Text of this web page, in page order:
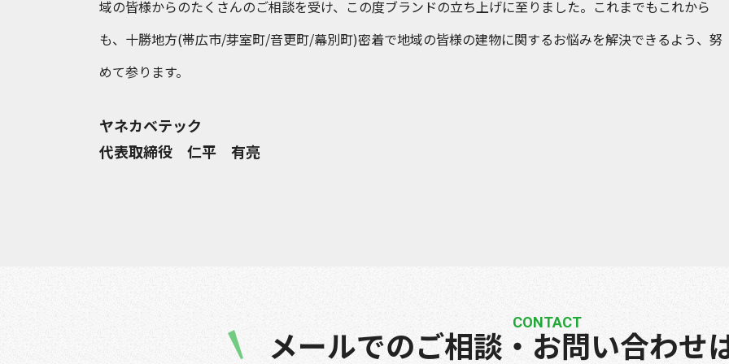
域の皆様からのたくさんのご相談を受け、この度ブランドの立ち上げに至りました。これまでもこれから
も、十勝地方(帯広市/芽室町/音更町/幕別町)密着で地域の皆様の建物に関するお悩みを解決できるよう、努
めて参ります。
ヤネカベテック
代表取締役 仁平 有亮
メールでのご相談・お問い合わせ
CONTACT